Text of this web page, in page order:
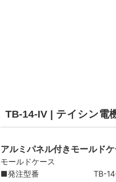
TB-14-IV | テイシン電
アルミパネル付きモールド
モールドケース
■発注型番 TB-14-